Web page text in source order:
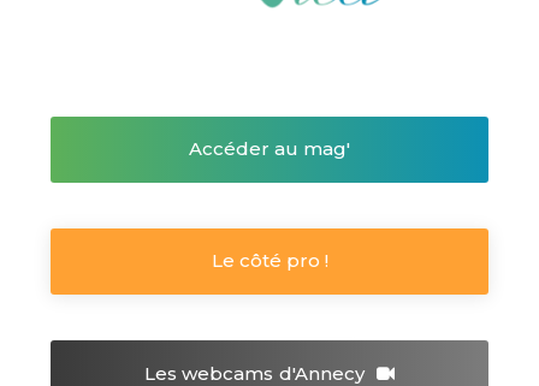
Accéder au mag'
Le côté pro !
Les webcams d'Annecy